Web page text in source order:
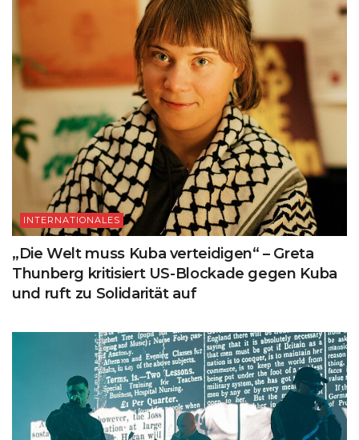
INTERNATIONALES
„Die Welt muss Kuba verteidigen“ – Greta
Thunberg kritisiert US-Blockade gegen Kuba
und ruft zu Solidarität auf